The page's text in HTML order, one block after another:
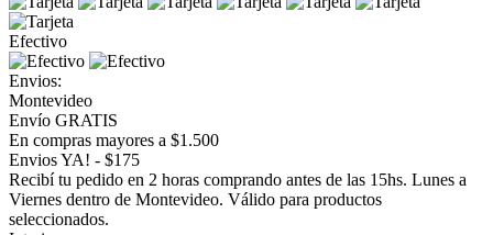
Efectivo
Envios:
Montevideo
Envío GRATIS
En compras mayores a $1.500
Envios YA! - $175
Recibí tu pedido en 2 horas comprando antes de las 15hs. Lunes a
Viernes dentro de Montevideo. Válido para productos
seleccionados.